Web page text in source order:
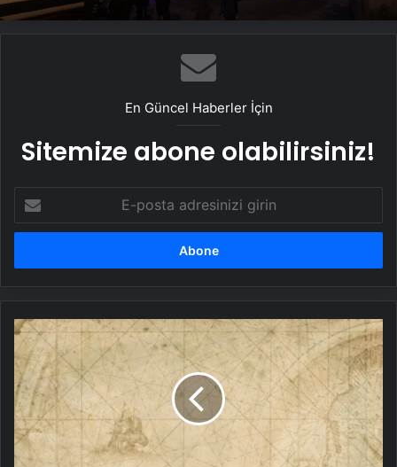
En Güncel Haberler İçin
Sitemize abone olabilirsiniz!
posta
adresinizi
Derebeylik
Olarak
Bilinen
Yönetim
Şekli
Nedir?
Derebeylik
Hangi